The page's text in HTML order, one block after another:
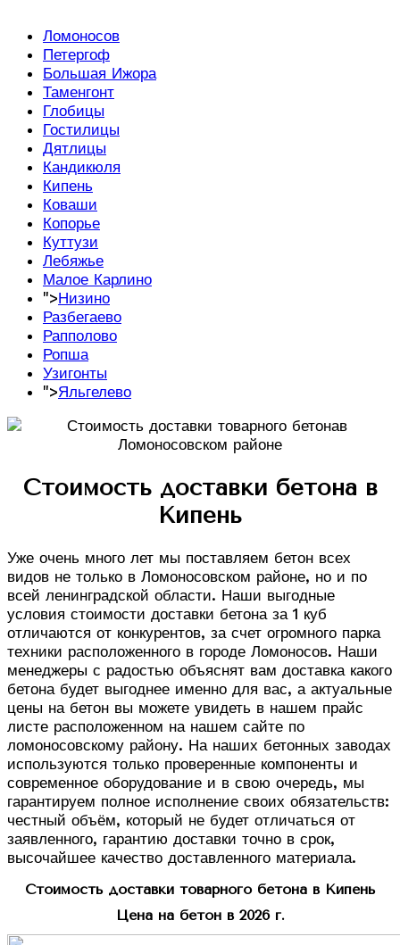
Ломоносов
Петергоф
Большая Ижора
Таменгонт
Глобицы
Гостилицы
Дятлицы
Кандикюля
Кипень
Коваши
Копорье
Куттузи
Лебяжье
Малое Карлино
">Низино
Разбегаево
Рапполово
Ропша
Узигонты
">Яльгелево
Стоимость доставки бетона в
Кипень
Уже очень много лет мы поставляем бетон всех
видов не только в Ломоносовском районе, но и по
всей ленинградской области. Наши выгодные
условия стоимости доставки бетона за 1 куб
отличаются от конкурентов, за счет огромного парка
техники расположенного в городе Ломоносов. Наши
менеджеры с радостью объяснят вам доставка какого
бетона будет выгоднее именно для вас, а актуальные
цены на бетон вы можете увидеть в нашем прайс
листе расположенном на нашем сайте по
ломоносовскому району. На наших бетонных заводах
используются только проверенные компоненты и
современное оборудование и в свою очередь, мы
гарантируем полное исполнение своих обязательств:
честный объём, который не будет отличаться от
заявленного, гарантию доставки точно в срок,
высочайшее качество доставленного материала.
Стоимость доставки товарного бетона в Кипень
Цена на бетон в 2026 г.